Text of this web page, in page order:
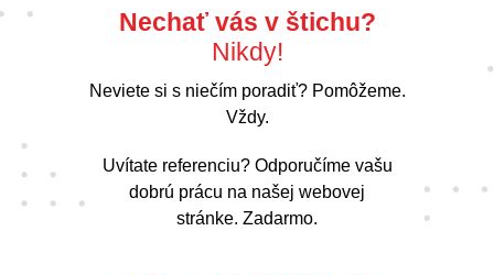
Nechať vás v štichu?
Nikdy!
Neviete si s niečím poradiť? Pomôžeme.
Vždy.
Uvítate referenciu? Odporučíme vašu
dobrú prácu na našej webovej
stránke. Zadarmo.